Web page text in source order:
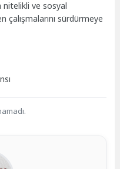
nitelikli ve sosyal
sürdürmeye